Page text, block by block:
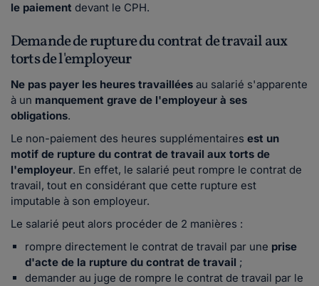
le paiement devant le CPH.
Demande de rupture du contrat de travail aux
torts de l'employeur
Ne pas payer les heures travaillées au salarié s'apparente
à un manquement grave de l'employeur à ses
obligations.
Le non-paiement des heures supplémentaires est un
motif de rupture du contrat de travail aux torts de
l'employeur. En effet, le salarié peut rompre le contrat de
travail, tout en considérant que cette rupture est
imputable à son employeur.
Le salarié peut alors procéder de 2 manières :
rompre directement le contrat de travail par une prise
d'acte de la rupture du contrat de travail ;
demander au juge de rompre le contrat de travail par le